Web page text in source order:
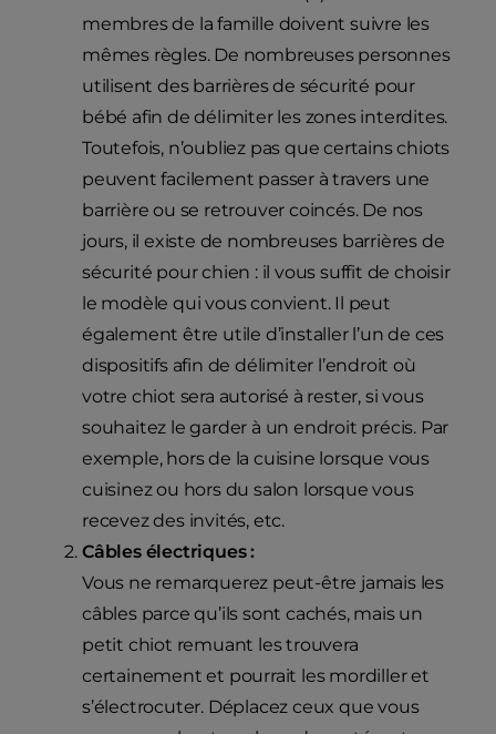
membres de la famille doivent suivre les
mêmes règles. De nombreuses personnes
utilisent des barrières de sécurité pour
bébé afin de délimiter les zones interdites.
Toutefois, n’oubliez pas que certains chiots
peuvent facilement passer à travers une
barrière ou se retrouver coincés. De nos
jours, il existe de nombreuses barrières de
sécurité pour chien : il vous suffit de choisir
le modèle qui vous convient. Il peut
également être utile d’installer l’un de ces
dispositifs afin de délimiter l’endroit où
votre chiot sera autorisé à rester, si vous
souhaitez le garder à un endroit précis. Par
exemple, hors de la cuisine lorsque vous
cuisinez ou hors du salon lorsque vous
recevez des invités, etc.
Câbles électriques :
Vous ne remarquerez peut-être jamais les
câbles parce qu’ils sont cachés, mais un
petit chiot remuant les trouvera
certainement et pourrait les mordiller et
s’électrocuter. Déplacez ceux que vous